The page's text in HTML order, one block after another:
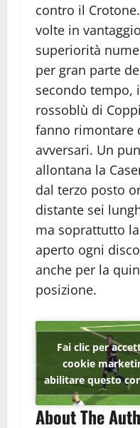
contro il
volte in
superiorità
per gran parte
secondo tempo, i
rossoblù di
fanno rimontare
avversari. Un
allontana la
dal terzo posto
distante sei
ma soprattutto
aperto ogni
anche per la
posizione.
Fai clic per
cookie
abilitare questo
About The